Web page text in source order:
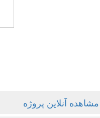
مشاهده آنلاین پروژه